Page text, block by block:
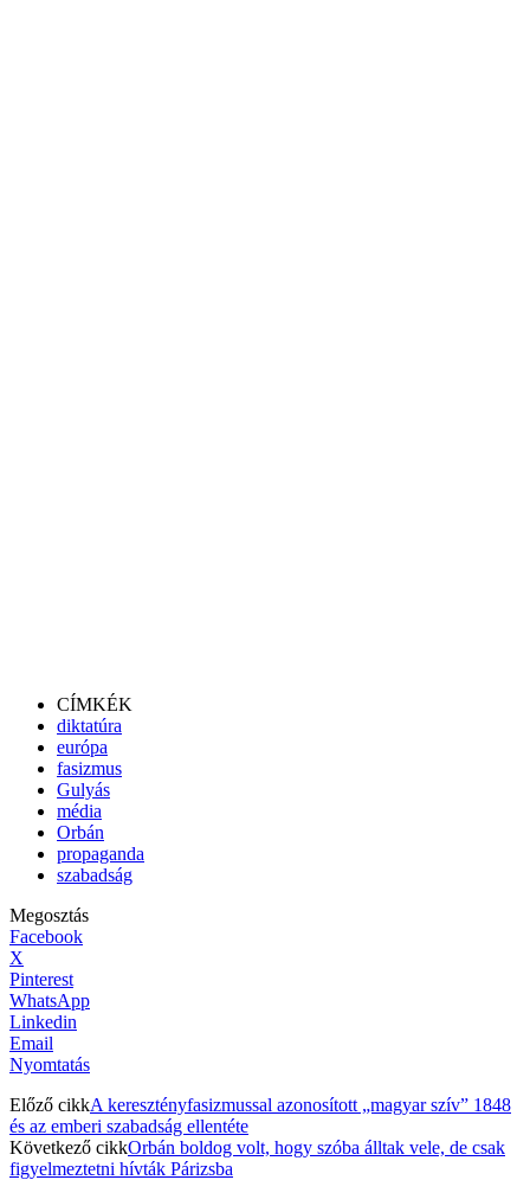
CÍMKÉK
diktatúra
európa
fasizmus
Gulyás
média
Orbán
propaganda
szabadság
Megosztás
Facebook
X
Pinterest
WhatsApp
Linkedin
Email
Nyomtatás
Előző cikkA keresztényfasizmussal azonosított „magyar szív” 1848
és az emberi szabadság ellentéte
Következő cikkOrbán boldog volt, hogy szóba álltak vele, de csak
figyelmeztetni hívták Párizsba